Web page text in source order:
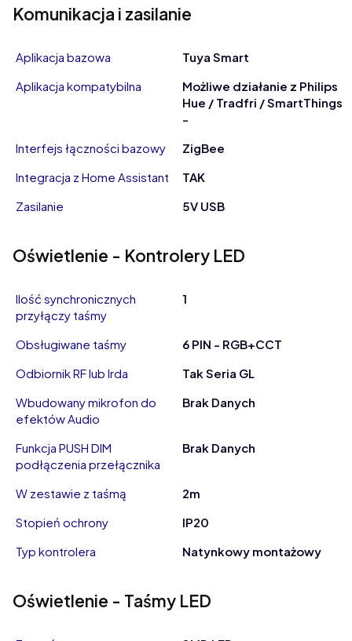
Komunikacja i zasilanie
Aplikacja bazowa
Tuya Smart
Aplikacja kompatybilna
Możliwe działanie z Philips
Hue / Tradfri / SmartThings
-
Interfejs łączności bazowy
ZigBee
Integracja z Home Assistant
TAK
Zasilanie
5V USB
Oświetlenie - Kontrolery LED
Ilość synchronicznych
przyłączy taśmy
1
Obsługiwane taśmy
6 PIN - RGB+CCT
Odbiornik RF lub Irda
Tak Seria GL
Wbudowany mikrofon do
efektów Audio
Brak Danych
Funkcja PUSH DIM
podłączenia przełącznika
Brak Danych
W zestawie z taśmą
2m
Stopień ochrony
IP20
Typ kontrolera
Natynkowy montażowy
Oświetlenie - Taśmy LED